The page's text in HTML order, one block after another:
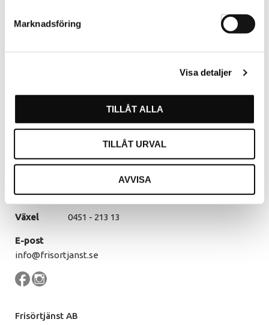
Marknadsföring
Visa detaljer
TILLÅT ALLA
TILLÅT URVAL
AVVISA
Hässleholm
Måndag - Torsdag 07.30 - 16.00
07.30 - 14.30
Lunch
12.00 - 13.00
Kontakt
Växel 0451 - 213 13
E-post
info@frisortjanst.se
Frisörtjänst AB